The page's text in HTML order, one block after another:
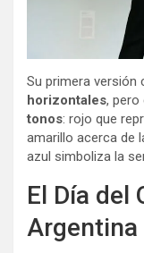
Su primera versión
horizontales,
tonos: rojo que
amarillo acerca de
azul simboliza la
El Día del
Argentina